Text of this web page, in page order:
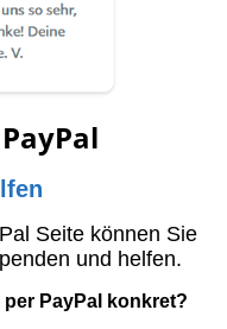
Seite können Sie
und helfen.
PayPal konkret?